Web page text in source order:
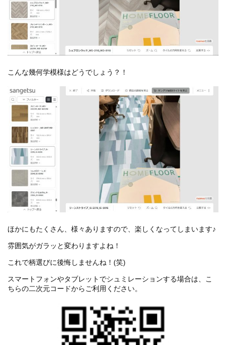
こんな幾何学模様はどうでしょう？！
ほかにもたくさん、様々ありますので、楽しくなってしまいます♪
雰囲気がガラッと変わりますよね！
これで柄選びに後悔しませんね！(笑)
スマートフォンやタブレットでシュミレーションする場合は、こ
ちらの二次元コードからご利用ください。